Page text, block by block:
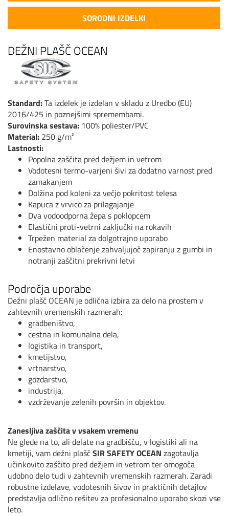
SORODNI IZDELKI
DEŽNI PLAŠČ OCEAN
Standard:Ta izdelek je izdelan v skladu z Uredbo (EU)
2016/425 in poznejšimi spremembami.
Surovinska sestava: 100% poliester/PVC
Material: 250 g/m²
Lastnosti:
Popolna zaščita pred dežjem in vetrom
Vodotesni termo-varjeni šivi za dodatno varnost pred
zamakanjem
Dolžina pod koleni za večjo pokritost telesa
Kapuca z vrvico za prilagajanje
Dva vodoodporna žepa s poklopcem
Elastični proti-vetrni zaključki na rokavih
Trpežen material za dolgotrajno uporabo
Enostavno oblačenje zahvaljujoč zapiranju z gumbi in
notranji zaščitni prekrivni letvi
Področja uporabe
Dežni plašč OCEAN je odlična izbira za delo na prostem v
zahtevnih vremenskih razmerah:
gradbeništvo,
cestna in komunalna dela,
logistika in transport,
kmetijstvo,
vrtnarstvo,
gozdarstvo,
industrija,
vzdrževanje zelenih površin in objektov.
Zanesljiva zaščita v vsakem vremenu
Ne glede na to, ali delate na gradbišču, v logistiki ali na
kmetiji, vam dežni plaščSIR SAFETY OCEAN zagotavlja
učinkovito zaščito pred dežjem in vetrom ter omogoča
udobno delo tudi v zahtevnih vremenskih razmerah. Zaradi
robustne izdelave, vodotesnih šivov in praktičnih detajlov
predstavlja odlično rešitev za profesionalno uporabo skozi vse
leto.